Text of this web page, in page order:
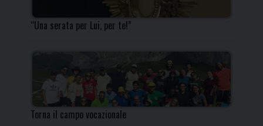
“Una serata per Lui, per te!”
Torna il campo vocazionale